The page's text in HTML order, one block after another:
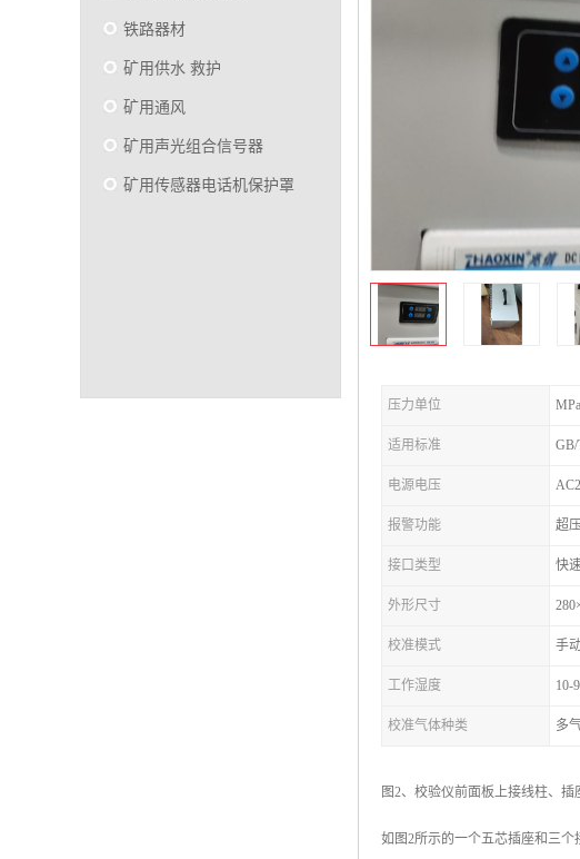
铁路器材
矿用供水 救护
矿用通风
矿用声光组合信号器
矿用传感器电话机保护罩
压力单位 MPa
适用标准 GB/
电源电压
报警功能 超
接口类型 快
外形尺寸
校准模式 手
工作湿度 10-
校准气体种类 多
图2、校验仪前面板上接线柱、插
如图2所示的一个五芯插座和三